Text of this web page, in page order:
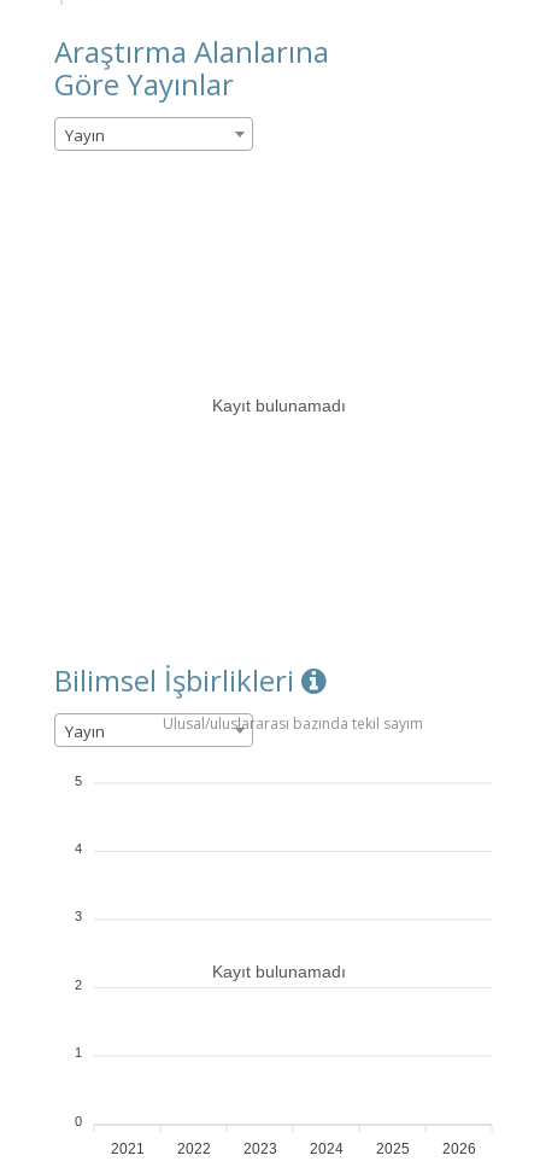
Araştırma Alanlarına
Göre Yayınlar
Yayın
Kayıt bulunamadı
Bilimsel İşbirlikleri
Yayın Ulusal/uluslararası bazında tekil sayım
2021 2022 2023 2024 2025 2026
Kayıt bulunamadı
5
4
3
2
1
0